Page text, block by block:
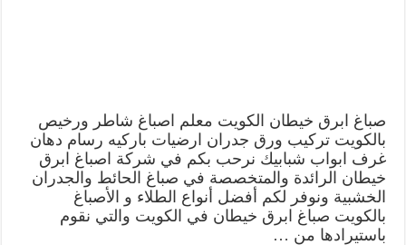
مغلقة
صباغ ابرق خيطان الكويت معلم اصباغ شاطر ورخيص
بالكويت تركيب ورق جدران ارضيات باركيه رسام دهان
غرف ابواب شبابيك نرحب بكم في شركة اصباغ ابرق
خيطان الرائدة والمتخصصة في صباغ الحائط والجدران
الخشبية ونوفر لكم أفضل أنواع الطلاء و الأصباغ
بالكويت صباغ ابرق خيطان في الكويت والتي نقوم
باستيرادها من …